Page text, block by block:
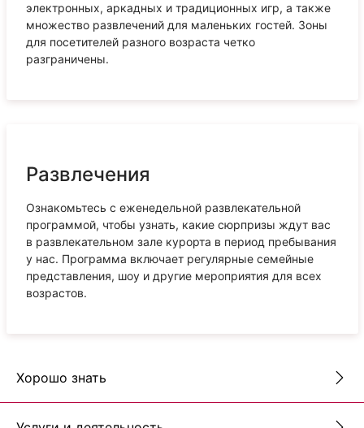
электронных, аркадных и традиционных игр, а также
множество развлечений для маленьких гостей. Зоны
для посетителей разного возраста четко
разграничены.
Развлечения
Ознакомьтесь с еженедельной развлекательной
программой, чтобы узнать, какие сюрпризы ждут вас
в развлекательном зале курорта в период пребывания
у нас. Программа включает регулярные семейные
представления, шоу и другие мероприятия для всех
возрастов.
Хорошо знать